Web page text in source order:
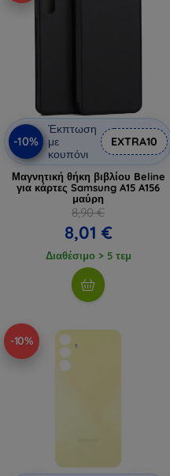
-10%
Έκπτωση
με
κουπόνι
EXTRA10
Μαγνητική θήκη βιβλίου Beline
για κάρτες Samsung A15 A156
μαύρη
8,90 €
8,01 €
Διαθέσιμο > 5 τεμ
-10%